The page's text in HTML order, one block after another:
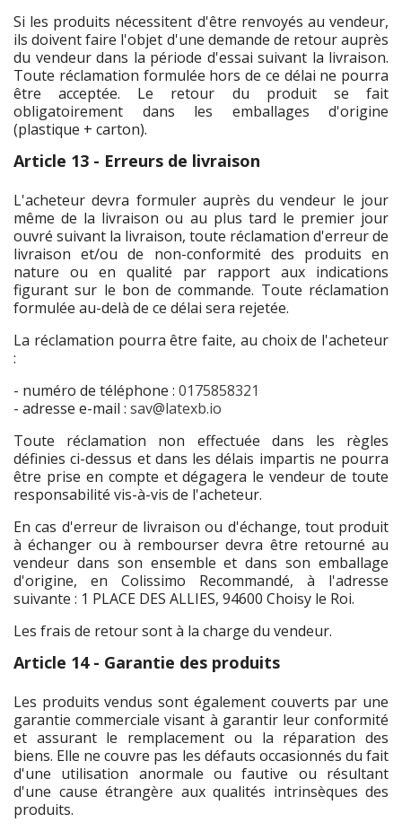
Si les produits nécessitent d'être renvoyés au vendeur,
ils doivent faire l'objet d'une demande de retour auprès
du vendeur dans la période d'essai suivant la livraison.
Toute réclamation formulée hors de ce délai ne pourra
être acceptée. Le retour du produit se fait
obligatoirement dans les emballages d'origine
(plastique + carton).
Article 13 - Erreurs de livraison
L'acheteur devra formuler auprès du vendeur le jour
même de la livraison ou au plus tard le premier jour
ouvré suivant la livraison, toute réclamation d'erreur de
livraison et/ou de non-conformité des produits en
nature ou en qualité par rapport aux indications
figurant sur le bon de commande. Toute réclamation
formulée au-delà de ce délai sera rejetée.
La réclamation pourra être faite, au choix de l'acheteur
:
- numéro de téléphone : 0175858321
- adresse e-mail : sav@latexb.io
Toute réclamation non effectuée dans les règles
définies ci-dessus et dans les délais impartis ne pourra
être prise en compte et dégagera le vendeur de toute
responsabilité vis-à-vis de l'acheteur.
En cas d'erreur de livraison ou d'échange, tout produit
à échanger ou à rembourser devra être retourné au
vendeur dans son ensemble et dans son emballage
d'origine, en Colissimo Recommandé, à l'adresse
suivante : 1 PLACE DES ALLIES, 94600 Choisy le Roi.
Les frais de retour sont à la charge du vendeur.
Article 14 - Garantie des produits
Les produits vendus sont également couverts par une
garantie commerciale visant à garantir leur conformité
et assurant le remplacement ou la réparation des
biens. Elle ne couvre pas les défauts occasionnés du fait
d'une utilisation anormale ou fautive ou résultant
d'une cause étrangère aux qualités intrinsèques des
produits.